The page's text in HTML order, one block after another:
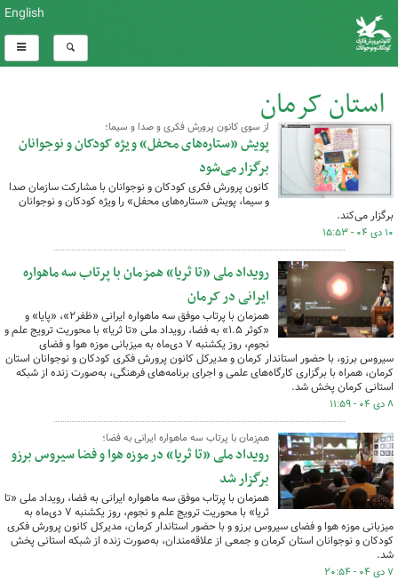
English
استان کرمان
کل اخبار:1110
از سوی کانون پرورش فکری و صدا و سیما؛
پویش «ستاره‌های محفل» ویژه کودکان و نوجوانان
برگزار می‌شود
کانون پرورش فکری کودکان و نوجوانان با مشارکت سازمان صدا
و سیما، پویش «ستاره‌های محفل» را ویژه کودکان و نوجوانان
برگزار می‌کند.
۱۰ دی ۰۴ - ۱۵:۵۳
رویداد ملی «تا ثریا» همزمان با پرتاب سه ماهواره
ایرانی در کرمان
همزمان با پرتاب موفق سه ماهواره ایرانی «ظفر۲»، «پایا» و
«کوثر ۱.۵» به فضا، رویداد ملی «تا ثریا» با محوریت ترویج علم و
نجوم، روز یکشنبه ۷ دی‌ماه به میزبانی موزه هوا و فضای
سیروس برزو، با حضور استاندار کرمان و مدیرکل کانون پرورش فکری کودکان و نوجوانان استان
کرمان، همراه با برگزاری کارگاه‌های علمی و اجرای برنامه‌های فرهنگی، به‌صورت زنده از شبکه
استانی کرمان پخش شد.
۸ دی ۰۴ - ۱۱:۵۹
هم‌زمان با پرتاب سه ماهواره ایرانی به فضا؛
رویداد ملی «تا ثریا» در موزه هوا و فضا سیروس برزو
برگزار شد
همزمان با پرتاب موفق سه ماهواره ایرانی به فضا، رویداد ملی «تا
ثریا» با محوریت ترویج علم و نجوم، روز یکشنبه ۷ دی‌ماه به
میزبانی موزه هوا و فضای سیروس برزو و با حضور استاندار کرمان، مدیرکل کانون پرورش فکری
کودکان و نوجوانان استان کرمان و جمعی از علاقه‌مندان، به‌صورت زنده از شبکه استانی پخش
شد.
۷ دی ۰۴ - ۲۰:۵۴